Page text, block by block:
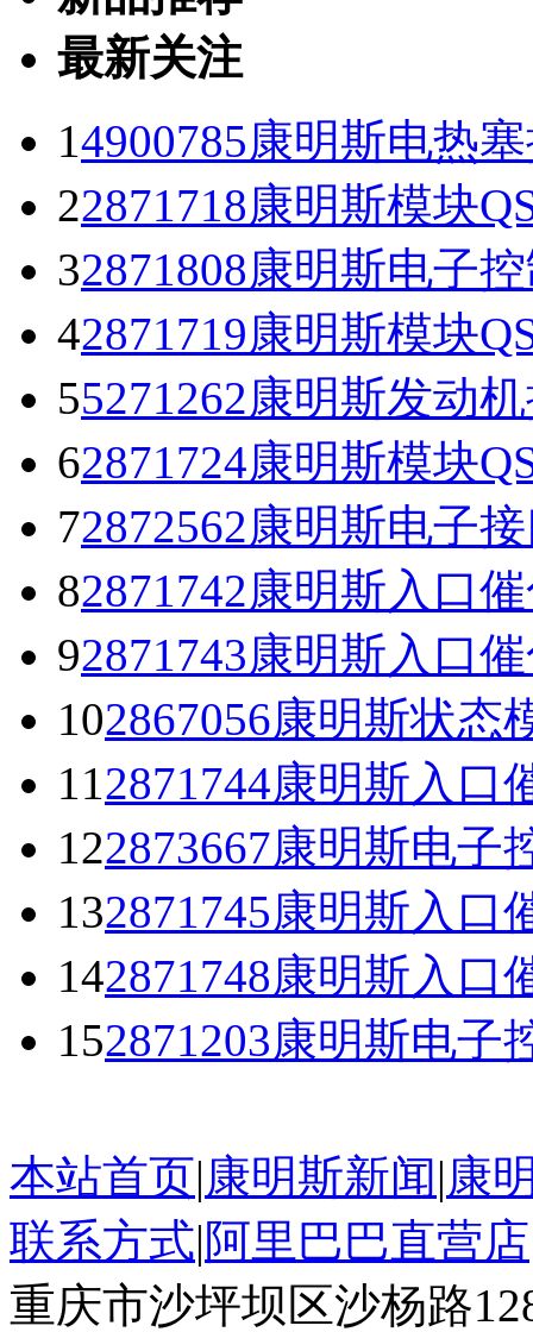
最新关注
14900785康明斯电热
22871718康明斯模块
32871808康明斯电子
42871719康明斯模块
55271262康明斯发动
62871724康明斯模块
72872562康明斯电子
82871742康明斯入口
92871743康明斯入口
102867056康明斯状态
112871744康明斯入口
122873667康明斯电子
132871745康明斯入口
142871748康明斯入口
152871203康明斯电子
本站首页|康明斯新闻|康
联系方式|阿里巴巴直营店
重庆市沙坪坝区沙杨路